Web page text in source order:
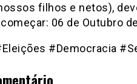
filhos e netos),
06 de Outubro
#Democracia